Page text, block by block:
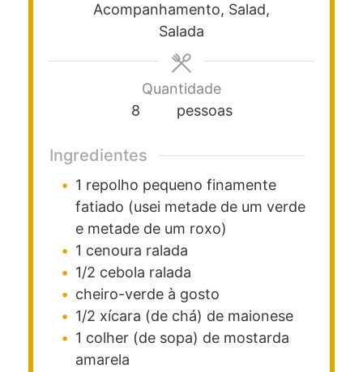
Acompanhamento, Salad,
Salada
Quantidade
8
pessoas
Ingredientes
1 repolho pequeno finamente
fatiado (usei metade de um verde
e metade de um roxo)
1 cenoura ralada
1/2 cebola ralada
cheiro-verde à gosto
1/2 xícara (de chá) de maionese
1 colher (de sopa) de mostarda
amarela